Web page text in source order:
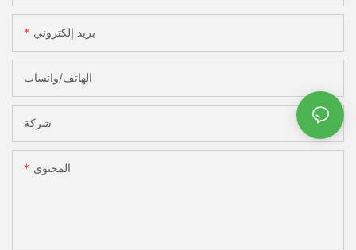
بريد إلكتروني
الهاتف/واتساب
شركة
المحتوى